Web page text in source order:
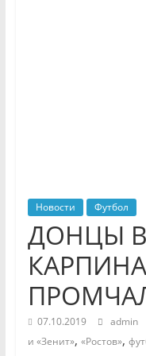
Новости Футбол
ДОНЦЫ
07.10.2019 admin
и «Зенит», «Ростов»,